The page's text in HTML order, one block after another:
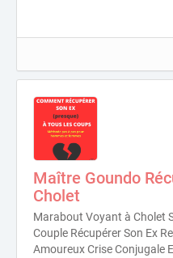
Maître Goundo
Cholet
Marabout Voyant à Cholet
Couple Récupérer Son Ex
Amoureux Crise Conjugale